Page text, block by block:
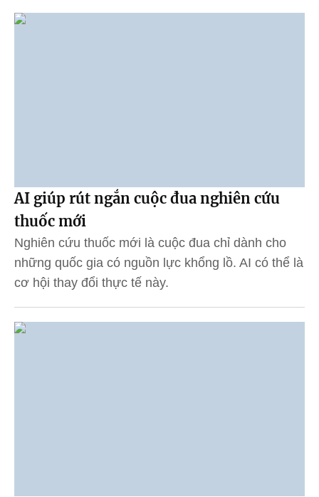
AI giúp rút ngắn cuộc đua nghiên cứu
thuốc mới
Nghiên cứu thuốc mới là cuộc đua chỉ dành cho
những quốc gia có nguồn lực khổng lồ. AI có thể là
cơ hội thay đổi thực tế này.